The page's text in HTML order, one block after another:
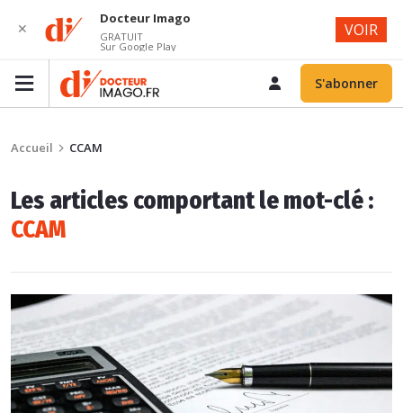
S'abonner
Accueil CCAM
Les articles comportant le mot-clé :
CCAM
✕
Docteur Imago
GRATUIT
Sur Google Play
VOIR